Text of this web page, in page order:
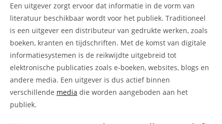
Een uitgever zorgt ervoor dat informatie in de vorm van
literatuur beschikbaar wordt voor het publiek. Traditioneel
is een uitgever een distributeur van gedrukte werken, zoals
boeken, kranten en tijdschriften. Met de komst van digitale
informatiesystemen is de reikwijdte uitgebreid tot
elektronische publicaties zoals e-boeken, websites, blogs en
andere media. Een uitgever is dus actief binnen
verschillende media die worden aangeboden aan het
publiek.